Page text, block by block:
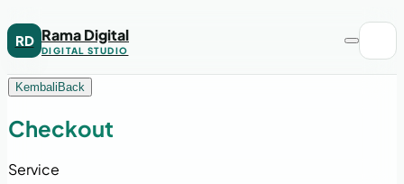
RD Rama Digital
DIGITAL STUDIO
Kembali Back
Checkout
Service